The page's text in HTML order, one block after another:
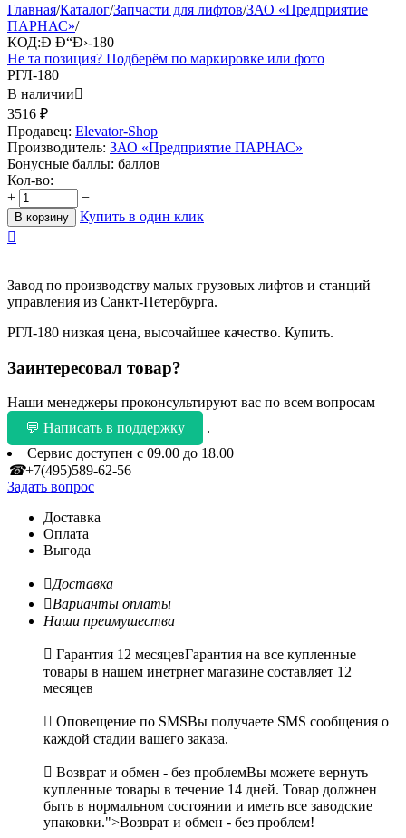
Главная/Каталог/Запчасти для лифтов/ЗАО «Предприятие
ПАРНАС»/
КОД:Ð Ð“Ð›-180
Не та позиция? Подберём по маркировке или фото
РГЛ-180
В наличии
3516 ₽
Продавец: Elevator-Shop
Производитель: ЗАО «Предприятие ПАРНАС»
Бонусные баллы: баллов
Кол-во:
+
−
В корзину
Купить в один клик

Завод по производству малых грузовых лифтов и станций
управления из Санкт-Петербурга.
РГЛ-180 низкая цена, высочайшее качество. Купить.
Заинтересовал товар?
Наши менеджеры проконсультируют вас по всем вопросам
💬 Написать в поддержку
.
Сервис доступен с 09.00 до 18.00
☎+7(495)589-62-56
Задать вопрос
Доставка
Оплата
Выгода
Доставка
Варианты оплаты
Наши преимушества
 Гарантия 12 месяцевГарантия на все купленные
товары в нашем инетрнет магазине составляет 12
месяцев
 Оповещение по SMSВы получаете SMS сообщения о
каждой стадии вашего заказа.
 Возврат и обмен - без проблемВы можете вернуть
купленные товары в течение 14 дней. Товар должнен
быть в нормальном состоянии и иметь все заводские
упаковки.">Возврат и обмен - без проблем!